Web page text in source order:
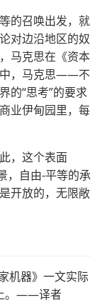
的召唤出发，就
对边沿地区的奴
马克思在《资本
中，马克思——不
的“思考”的要求
业伊甸园里，每
，这个表面
，自由-平等的承
开放的，无限敞
机器》一文实际
。——译者